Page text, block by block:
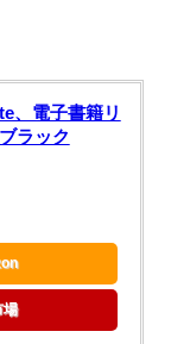
、電子書籍リ
ラック
場